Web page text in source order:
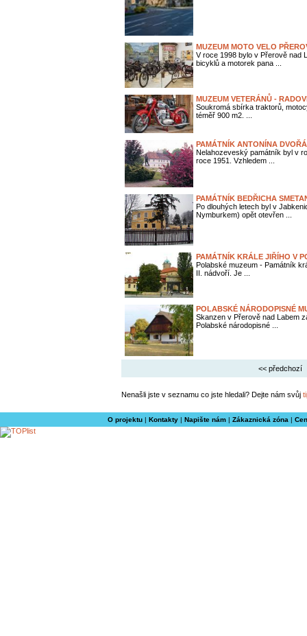
MUZEUM MOTO VELO
V roce 1998 bylo v Přerově nad
bicyklů a motorek pana ...
MUZEUM VETERÁNŮ -
Soukromá sbírka traktorů,
téměř 900 m2. ...
PAMÁTNÍK ANTONÍNA
Nelahozeveský památník byl v
roce 1951. Vzhledem ...
PAMÁTNÍK BEDŘICHA
Po dlouhých letech byl v
Nymburkem) opět otevřen ...
PAMÁTNÍK KRÁLE JIŘÍHO V
Polabské muzeum - Památník
II. nádvoří. Je ...
POLABSKÉ NÁRODOPISNÉ
Skanzen v Přerově nad Labem
Polabské národopisné ...
<< předchozí
Nenašli jste v seznamu co jste hledali? Dejte nám svůj
O projektu| Kontakty| Napište nám| Zákaznická zóna |